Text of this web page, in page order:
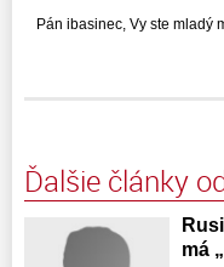
Pán ibasinec, Vy ste mladý
Ďalšie články
má